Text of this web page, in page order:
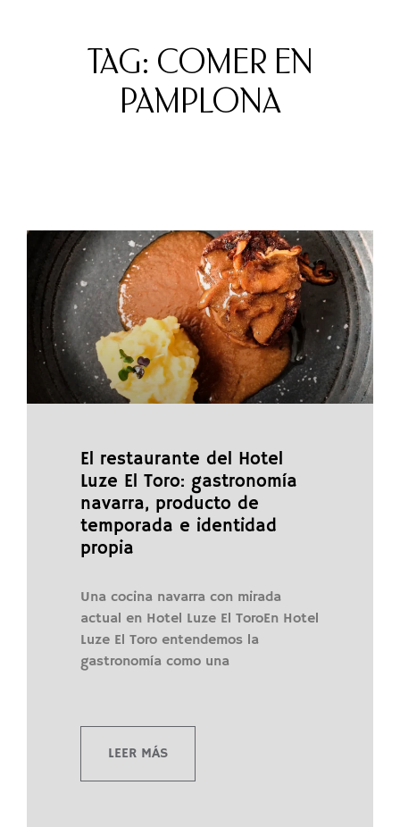
TAG: COMER EN
PAMPLONA
El restaurante del Hotel
Luze El Toro: gastronomía
navarra, producto de
temporada e identidad
propia
Una cocina navarra con mirada
actual en Hotel Luze El ToroEn Hotel
Luze El Toro entendemos la
gastronomía como una
LEER MÁS